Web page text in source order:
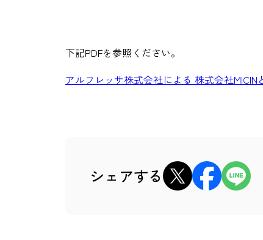
下記PDFを参照ください。
アルフレッサ株式会社による 株式会社MICIN
シェアする xでシェアFacebookでシェ
LINEでシ